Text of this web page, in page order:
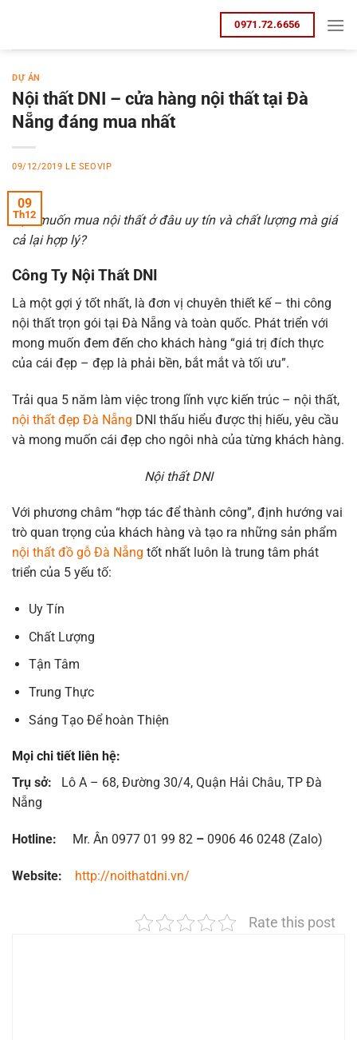
nội
0971.72.6656
DỰ ÁN
Nội thất DNI – cửa hàng nội thất tại Đà
Nẵng đáng mua nhất
09/12/2019 LE SEOVIP
09
Th12
Bạn muốn mua nội thất ở đâu uy tín và chất lượng mà giá
cả lại hợp lý?
Công Ty Nội Thất DNI
Là một gợi ý tốt nhất, là đơn vị chuyên thiết kế – thi công
nội thất trọn gói tại Đà Nẵng và toàn quốc. Phát triển với
mong muốn đem đến cho khách hàng “giá trị đích thực
của cái đẹp – đẹp là phải bền, bắt mắt và tối ưu”.
Trải qua 5 năm làm việc trong lĩnh vực kiến trúc – nội thất,
nội thất đẹp Đà Nẵng DNI thấu hiểu được thị hiếu, yêu cầu
và mong muốn cái đẹp cho ngôi nhà của từng khách hàng.
Nội thất DNI
Với phương châm “hợp tác để thành công”, định hướng vai
trò quan trọng của khách hàng và tạo ra những sản phẩm
nội thất đồ gỗ Đà Nẵng tốt nhất luôn là trung tâm phát
triển của 5 yếu tố:
Uy Tín
Chất Lượng
Tận Tâm
Trung Thực
Sáng Tạo Để hoàn Thiện
Mọi chi tiết liên hệ:
Trụ sở:
Lô A – 68, Đường 30/4, Quận Hải Châu, TP Đà
Nẵng
Hotline: Mr. Ân 0977 01 99 82 – 0906 46 0248 (Zalo)
Website: http://noithatdni.vn/
Rate this post